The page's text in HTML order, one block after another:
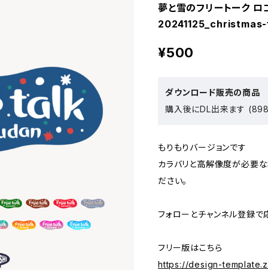
夢と雪のフリートーク ロ
¥500
ダウンロード販売の商品
購入後にDL出来ます
もりもりバージョンです
カラバリと高解像度が必要
ださい。
フォローとチャンネル登録で
フリー版はこちら
https://design-